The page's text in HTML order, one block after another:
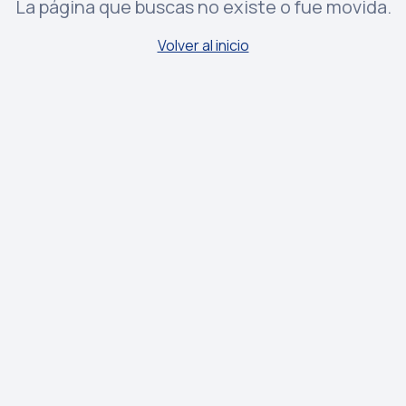
La página que buscas no existe o fue movida.
Volver al inicio